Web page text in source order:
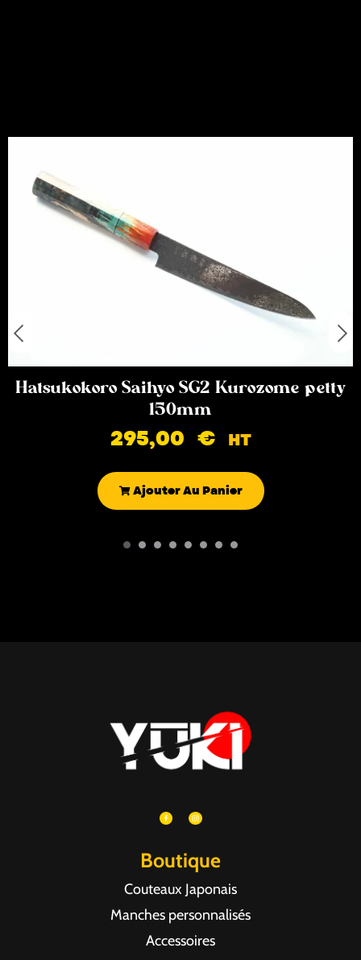
Hatsukokoro Saihyo SG2 Kurozome petty
150mm
295,00 € HT
Ajouter Au Panier
Boutique
Couteaux Japonais
Manches personnalisés
Accessoires